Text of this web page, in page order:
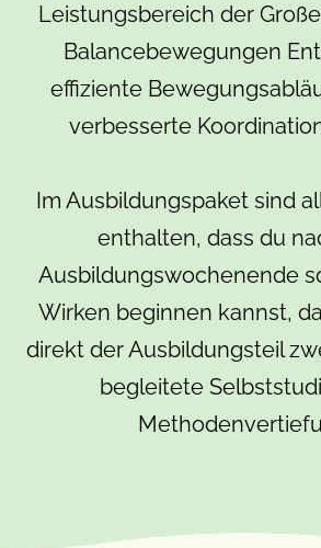
Leistungsbereich der
Balancebewegungen
effiziente
verbesserte
Im Ausbildungspaket sind
enthalten, dass du
Ausbildungswochenende
Wirken beginnen kannst,
direkt der Ausbildungsteil
begleitete